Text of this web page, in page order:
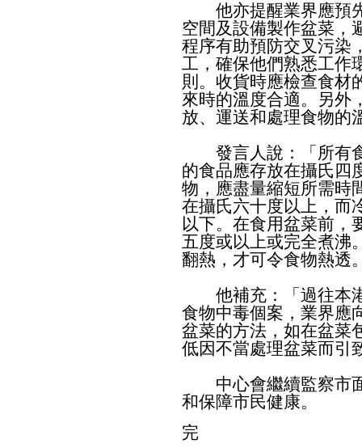
他亦提醒業界應預先
空間及設備製作盆菜，
程序有助預防交叉污染
工，確保他們熟悉工作
則。收貨時應檢查食材
來時的溫度合適。另外
放、運送和處理食物的
發言人說：「所有食
的食品應存放在攝氏四
物，應盡量縮短所需時
在攝氏六十度以上，而
以下。在食用盆菜前，
五度或以上或完全煮沸
翻熱，才可令食物熱透
他補充：「過往本港
食物中毒個案，業界應
盆菜的方法，如在盆菜
低因不當處理盆菜而引
中心會繼續監察市面
和保障市民健康。
完